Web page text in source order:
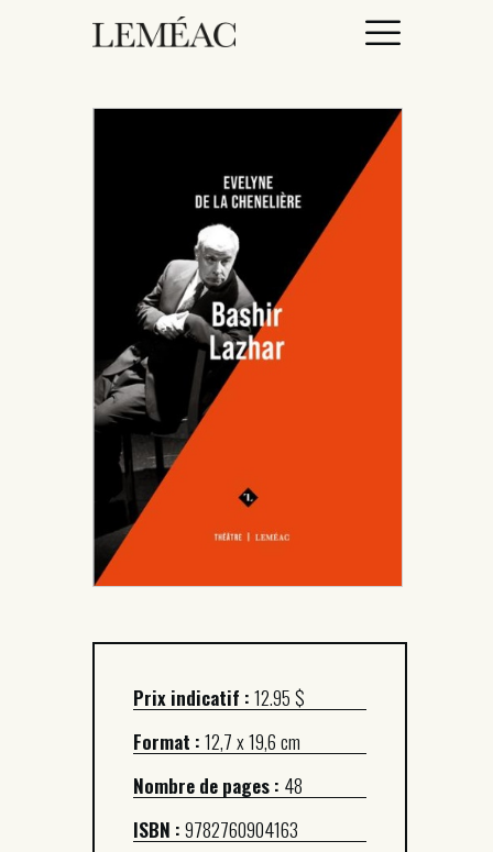
CATALOGUE
AUTEURICES
DROITS / RIGHTS
À PROPOS
Prix indicatif :12.95 $
Format :12,7 x 19,6 cm
Nombre de pages : 48
ISBN :9782760904163